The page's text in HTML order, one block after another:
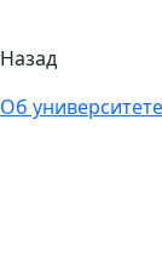
Назад
Об университете